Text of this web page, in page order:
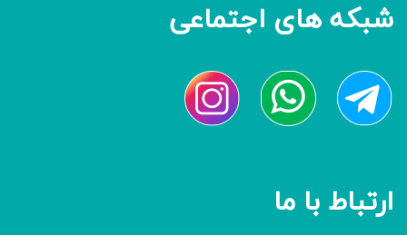
شبکه های اجتماعی
ارتباط با ما